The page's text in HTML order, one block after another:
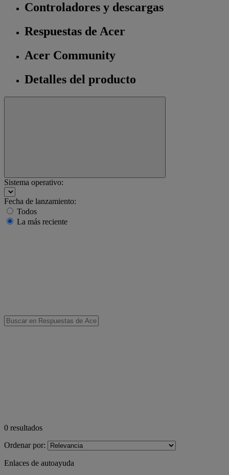
Controladores y descargas
Respuestas de Acer
Acer Community
Detalles del producto
Sistema operativo:
Fecha de lanzamiento:
Todos
La más reciente
0 resultados
Ordenar por:
Enlaces de autoayuda